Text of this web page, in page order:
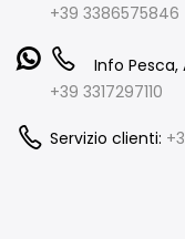
+39 3386575846
Info
+39 3317297110
Servizio clienti: